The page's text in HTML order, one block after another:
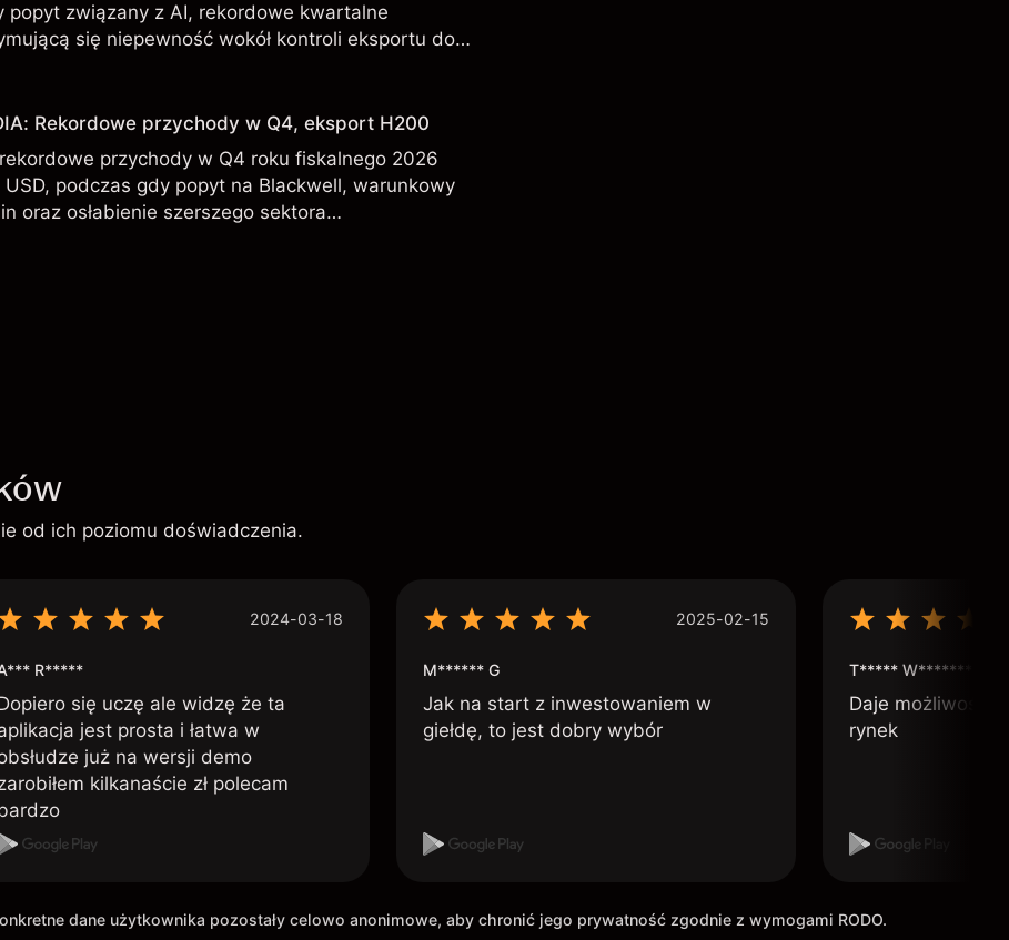
popyt związany z AI, rekordowe kwartalne
się niepewność wokół kontroli eksportu do
od zewnętrznych analityków.
Rekordowe przychody w Q4, eksport H200
przychody w Q4 roku fiskalnego 2026
podczas gdy popyt na Blackwell, warunkowy
oraz osłabienie szerszego sektora
kształtują perspektywy akcji.
od ich poziomu doświadczenia.
2024-03-18
R*****
się uczę ale widzę że ta
jest prosta i łatwa w
już na wersji demo
kilkanaście zł polecam
2025-02-15
M****** G
Jak na start z inwestowaniem w
giełdę, to jest dobry wybór
T*****
Daje możliwość
rynek
dane użytkownika pozostały celowo anonimowe, aby chronić jego prywatność zgodnie z wymogami RODO.